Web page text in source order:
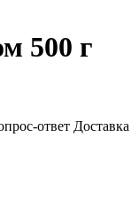
500 г
ответ Доставка